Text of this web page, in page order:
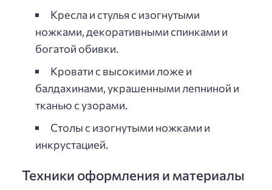
Кресла и стулья с изогнутыми
ножками, декоративными спинками и
богатой обивки.
Кровати с высокими ложе и
балдахинами, украшенными лепниной и
тканью с узорами.
Столы с изогнутыми ножками и
инкрустацией.
Техники оформления и материалы